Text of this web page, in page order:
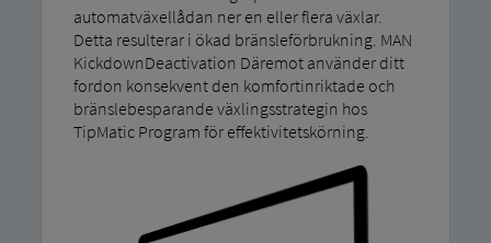
automatväxellådan ner en eller flera växlar.
Detta resulterar i ökad bränsleförbrukning. MAN
KickdownDeactivation Däremot använder ditt
fordon konsekvent den komfortinriktade och
bränslebesparande växlingsstrategin hos
TipMatic Program för effektivitetskörning.